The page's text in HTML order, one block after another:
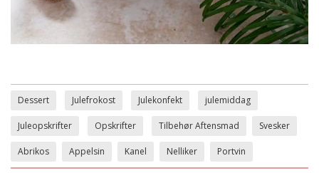
Dessert Julefrokost Julekonfekt julemiddag
Juleopskrifter Opskrifter Tilbehør Aftensmad Svesker
Abrikos Appelsin Kanel Nelliker Portvin